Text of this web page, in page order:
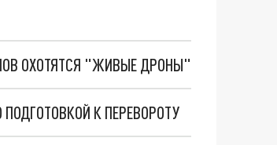
ОХОТЯТСЯ "ЖИВЫЕ ДРОНЫ"
К ПЕРЕВОРОТУ